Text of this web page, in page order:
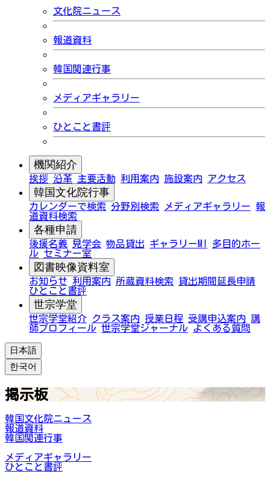
文化院ニュース
報道資料
韓国関連行事
メディアギャラリー
ひとこと書評
機関紹介
挨拶 沿革 主要活動 利用案内 施設案内 アクセス
韓国文化院行事
カレンダーで検索 分野別検索 メディアギャラリー 報
道資料検索
各種申請
後援名義 見学会 物品貸出 ギャラリーMI
多目的ホー
ル セミナー室
図書映像資料室
お知らせ 利用案内 所蔵資料検索
貸出期間延長申請
ひとこと書評
世宗学堂
世宗学堂紹介 クラス案内 授業日程 受講申込案内 講
師プロフィール 世宗学堂ジャーナル よくある質問
日本語
한국어
掲示板
韓国文化院ニュース
報道資料
韓国関連行事
メディアギャラリー
ひとこと書評